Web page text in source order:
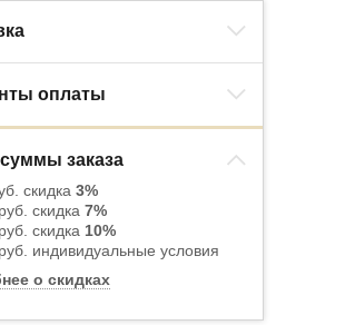
оплаты
заказа
скидка 3%
руб. скидка 7%
руб. скидка 10%
руб. индивидуальные условия
о скидках